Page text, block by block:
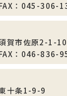
：045-306-
賀市佐原2-1-10
：046-836-
十条1-9-9